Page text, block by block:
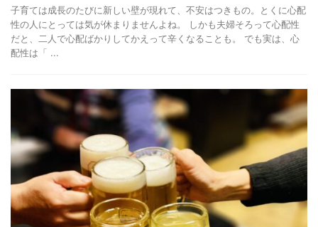
子育ては成長のたびに新しい壁が現れて、不安はつきもの。とくに心配
性の人にとっては気が休まりませんよね。 しかも夫婦そろって心配性
だと、二人で心配ばかりしてかえって辛くなることも。 でも実は、心
配性は「 ...